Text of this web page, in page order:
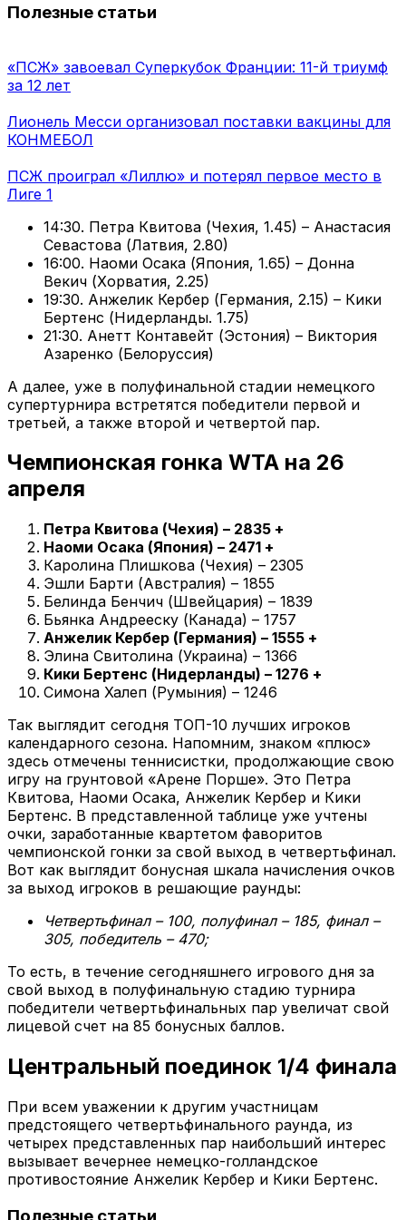
Полезные статьи
«ПСЖ» завоевал Суперкубок Франции: 11-й триумф
за 12 лет
Лионель Месси организовал поставки вакцины для
КОНМЕБОЛ
ПСЖ проиграл «Лиллю» и потерял первое место в
Лиге 1
14:30. Петра Квитова (Чехия, 1.45) – Анастасия
Севастова (Латвия, 2.80)
16:00. Наоми Осака (Япония, 1.65) – Донна
Векич (Хорватия, 2.25)
19:30. Анжелик Кербер (Германия, 2.15) – Кики
Бертенс (Нидерланды. 1.75)
21:30. Анетт Контавейт (Эстония) – Виктория
Азаренко (Белоруссия)
А далее, уже в полуфинальной стадии немецкого
супертурнира встретятся победители первой и
третьей, а также второй и четвертой пар.
Чемпионская гонка WTA на 26
апреля
Петра Квитова (Чехия) – 2835 +
Наоми Осака (Япония) – 2471 +
Каролина Плишкова (Чехия) – 2305
Эшли Барти (Австралия) – 1855
Белинда Бенчич (Швейцария) – 1839
Бьянка Андрееску (Канада) – 1757
Анжелик Кербер (Германия) – 1555 +
Элина Свитолина (Украина) – 1366
Кики Бертенс (Нидерланды) – 1276 +
Симона Халеп (Румыния) – 1246
Так выглядит сегодня ТОП-10 лучших игроков
календарного сезона. Напомним, знаком «плюс»
здесь отмечены теннисистки, продолжающие свою
игру на грунтовой «Арене Порше». Это Петра
Квитова, Наоми Осака, Анжелик Кербер и Кики
Бертенс. В представленной таблице уже учтены
очки, заработанные квартетом фаворитов
чемпионской гонки за свой выход в четвертьфинал.
Вот как выглядит бонусная шкала начисления очков
за выход игроков в решающие раунды:
Четвертьфинал – 100, полуфинал – 185, финал –
305, победитель – 470;
То есть, в течение сегодняшнего игрового дня за
свой выход в полуфинальную стадию турнира
победители четвертьфинальных пар увеличат свой
лицевой счет на 85 бонусных баллов.
Центральный поединок 1/4 финала
При всем уважении к другим участницам
предстоящего четвертьфинального раунда, из
четырех представленных пар наибольший интерес
вызывает вечернее немецко-голландское
противостояние Анжелик Кербер и Кики Бертенс.